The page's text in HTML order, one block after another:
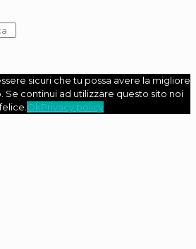
sicuri che tu possa avere la migliore
Se continui ad utilizzare questo sito noi
OkPrivacy policy